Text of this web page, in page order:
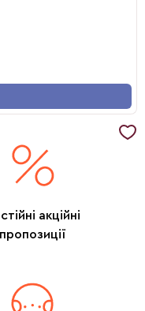
акційні
пропозиції